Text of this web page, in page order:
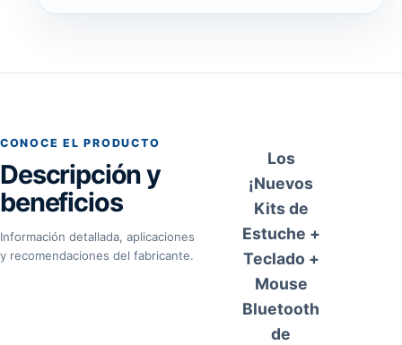
CONOCE EL PRODUCTO
Descripción y
beneficios
Información detallada, aplicaciones
y recomendaciones del fabricante.
Los
¡Nuevos
Kits de
Estuche +
Teclado +
Mouse
Bluetooth
de